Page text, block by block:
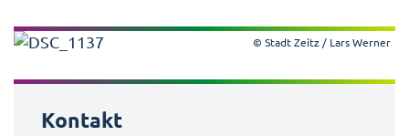
© Stadt Zeitz / Lars Werner
Kontakt